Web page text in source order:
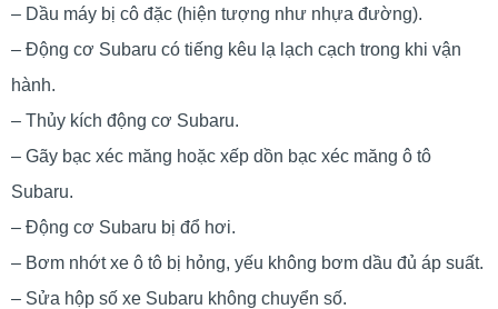
– Dầu máy bị cô đặc (hiện tượng như nhựa đường).
– Động cơ Subaru có tiếng kêu lạ lạch cạch trong khi vận
hành.
– Thủy kích động cơ Subaru.
– Gãy bạc xéc măng hoặc xếp dồn bạc xéc măng ô tô
Subaru.
– Động cơ Subaru bị đổ hơi.
– Bơm nhớt xe ô tô bị hỏng, yếu không bơm dầu đủ áp suất.
– Sửa hộp số xe Subaru không chuyển số.